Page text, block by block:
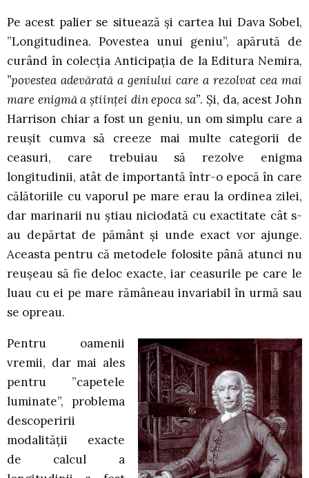
Pe acest palier se situează și cartea lui Dava Sobel,
”Longitudinea. Povestea unui geniu”, apărută de
curând în colecția Anticipația de la Editura Nemira,
”povestea adevărată a geniului care a rezolvat cea mai
mare enigmă a științei din epoca sa”. Și, da, acest John
Harrison chiar a fost un geniu, un om simplu care a
reușit cumva să creeze mai multe categorii de
ceasuri, care trebuiau să rezolve enigma
longitudinii, atât de importantă într-o epocă în care
călătoriile cu vaporul pe mare erau la ordinea zilei,
dar marinarii nu știau niciodată cu exactitate cât s-
au depărtat de pământ și unde exact vor ajunge.
Aceasta pentru că metodele folosite până atunci nu
reușeau să fie deloc exacte, iar ceasurile pe care le
luau cu ei pe mare rămâneau invariabil în urmă sau
se opreau.
Pentru oamenii
vremii, dar mai ales
pentru ”capetele
luminate”, problema
descoperirii
modalității exacte
de calcul a